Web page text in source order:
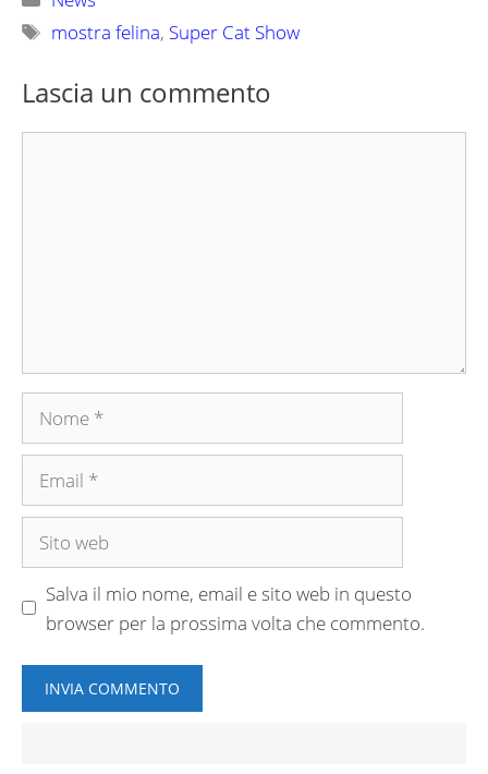
Tag
mostra felina, Super Cat Show
Lascia un commento
Nome
Email
Sito
Salva il mio nome, email e sito web in questo
browser per la prossima volta che commento.